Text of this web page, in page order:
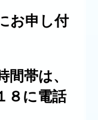
お申し付
帯は、
８に電話